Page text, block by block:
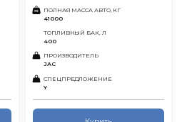
ПОЛНАЯ МАССА АВТО, КГ
41000
ТОПЛИВНЫЙ БАК, Л
400
ПРОИЗВОДИТЕЛЬ
JAC
СПЕЦПРЕДЛОЖЕНИЕ
Y